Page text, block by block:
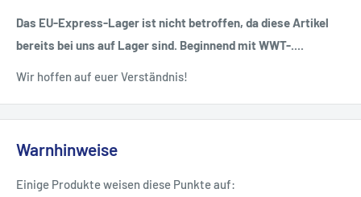
Das EU-Express-Lager ist nicht betroffen, da diese Artikel
bereits bei uns auf Lager sind. Beginnend mit WWT-....
Wir hoffen auf euer Verständnis!
Warnhinweise
Einige Produkte weisen diese Punkte auf: